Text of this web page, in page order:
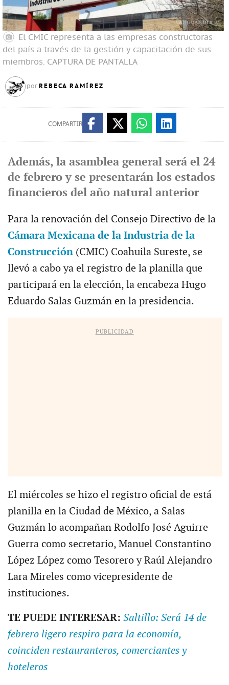
El CMIC representa a las empresas constructoras
del país a través de la gestión y capacitación de sus
miembros. CAPTURA DE PANTALLA
por REBECA RAMÍREZ
COMPARTIR
Además, la asamblea general será el 24
de febrero y se presentarán los estados
financieros del año natural anterior
Para la renovación del Consejo Directivo de la
Cámara Mexicana de la Industria de la
Construcción(CMIC) Coahuila Sureste, se
llevó a cabo ya el registro de la planilla que
participará en la elección, la encabeza Hugo
Eduardo Salas Guzmán en la presidencia.
PUBLICIDAD
El miércoles se hizo el registro oficial de está
planilla en la Ciudad de México, a Salas
Guzmán lo acompañan Rodolfo José Aguirre
Guerra como secretario, Manuel Constantino
López López como Tesorero y Raúl Alejandro
Lara Mireles como vicepresidente de
instituciones.
TE PUEDE INTERESAR: Saltillo: Será 14 de
febrero ligero respiro para la economía,
coinciden restauranteros, comerciantes y
hoteleros